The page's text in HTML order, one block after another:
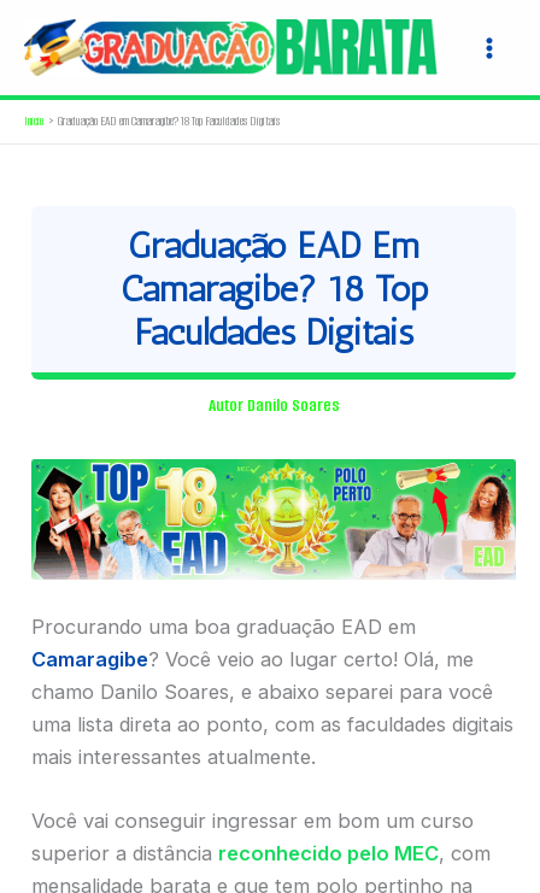
para
conteúdo
Início Graduação EAD em Camaragibe? 18 Top Faculdades Digitais
Graduação EAD Em
Camaragibe? 18 Top
Faculdades Digitais
Autor Danilo Soares
Procurando uma boa graduação EAD em
Camaragibe? Você veio ao lugar certo! Olá, me
chamo Danilo Soares, e abaixo separei para você
uma lista direta ao ponto, com as faculdades digitais
mais interessantes atualmente.
Você vai conseguir ingressar em bom um curso
superior a distância reconhecido pelo MEC, com
mensalidade barata e que tem polo pertinho na